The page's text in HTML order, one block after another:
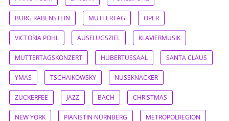
BURG RABENSTEIN MUTTERTAG OPER
VICTORIA POHL AUSFLUGSZIEL KLAVIERMUSIK
MUTTERTAGSKONZERT HUBERTUSSAAL SANTA CLAUS
YMAS TSCHAIKOWSKY NUSSKNACKER
ZUCKERFEE JAZZ BACH CHRISTMAS
NEW YORK PIANISTIN NÜRNBERG METROPOLREGION